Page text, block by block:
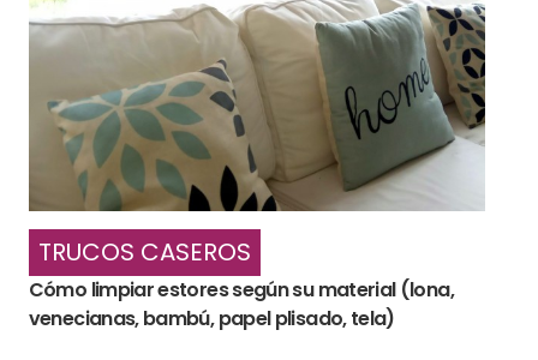
TRUCOS CASEROS
Cómo limpiar estores según su material (lona,
venecianas, bambú, papel plisado, tela)